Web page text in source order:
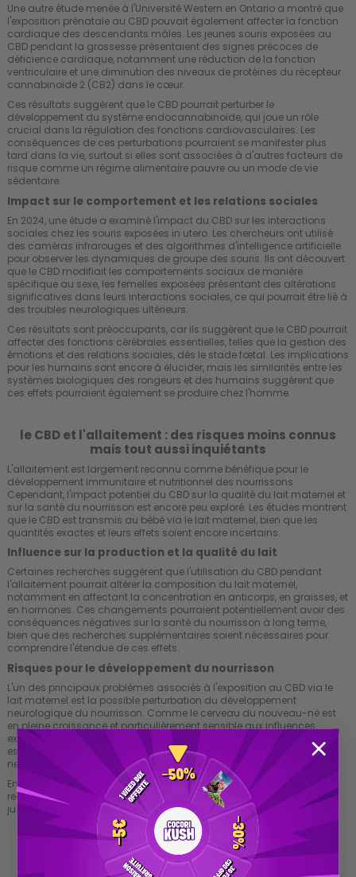
Une autre étude menée à l'Université Western en Ontario a montré que
l'exposition prénatale au CBD pouvait également affecter la fonction
cardiaque des descendants mâles. Les jeunes souris exposées au
CBD pendant la grossesse présentaient des signes précoces de
déficience cardiaque, notamment une réduction de la fonction
ventriculaire et une diminution des niveaux de protéines du récepteur
cannabinoïde 2 (CB2) dans le cœur.
Ces résultats suggèrent que le CBD pourrait perturber le
développement du système endocannabinoïde, qui joue un rôle
crucial dans la régulation des fonctions cardiovasculaires. Les
conséquences de ces perturbations pourraient se manifester plus
tard dans la vie, surtout si elles sont associées à d'autres facteurs de
risque comme un régime alimentaire pauvre ou un mode de vie
sédentaire.
Impact sur le comportement et les relations sociales
En 2024, une étude a examiné l'impact du CBD sur les interactions
sociales chez les souris exposées in utero. Les chercheurs ont utilisé
des caméras infrarouges et des algorithmes d'intelligence artificielle
pour observer les dynamiques de groupe des souris. Ils ont découvert
que le CBD modifiait les comportements sociaux de manière
spécifique au sexe, les femelles exposées présentant des altérations
significatives dans leurs interactions sociales, ce qui pourrait être lié à
des troubles neurologiques ultérieurs.
Ces résultats sont préoccupants, car ils suggèrent que le CBD pourrait
affecter des fonctions cérébrales essentielles, telles que la gestion des
émotions et des relations sociales, dès le stade fœtal. Les implications
pour les humains sont encore à élucider, mais les similarités entre les
systèmes biologiques des rongeurs et des humains suggèrent que
ces effets pourraient également se produire chez l'homme.
le CBD et l'allaitement : des risques moins connus
mais tout aussi inquiétants
L'allaitement est largement reconnu comme bénéfique pour le
développement immunitaire et nutritionnel des nourrissons.
Cependant, l'impact potentiel du CBD sur la qualité du lait maternel et
sur la santé du nourrisson est encore peu exploré. Les études montrent
que le CBD est transmis au bébé via le lait maternel, bien que les
quantités exactes et leurs effets soient encore incertains.
Influence sur la production et la qualité du lait
Certaines recherches suggèrent que l'utilisation du CBD pendant
l'allaitement pourrait altérer la composition du lait maternel,
notamment en affectant la concentration en anticorps, en graisses, et
en hormones. Ces changements pourraient potentiellement avoir des
conséquences négatives sur la santé du nourrisson à long terme,
bien que des recherches supplémentaires soient nécessaires pour
comprendre l'étendue de ces effets.
Risques pour le développement du nourrisson
L'un des principaux problèmes associés à l'exposition au CBD via le
lait maternel est la possible perturbation du développement
neurologique du nourrisson. Comme le cerveau du nouveau-né est
en pleine croissance et particulièrement sensible aux influences
extérieures, l'exposition au CBD pourrait altérer des processus
essentiels, tels que la formation des synapses et la communication
neuronale.
En raison de la faible quantité de recherches sur ce sujet, les experts
recommandent aux mères allaitantes de s'abstenir d'utiliser du CBD
jusqu'à ce que des preuves plus claires soient disponibles.
DÉCOUVREZ NOTRE KLEANER ANTI-THC ICI